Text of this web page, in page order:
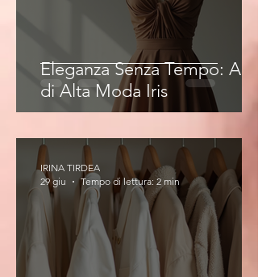
Eleganza Senza Tempo: Abiti
di Alta Moda Iris
IRINA TIRDEA
29 giu
Tempo di lettura: 2 min